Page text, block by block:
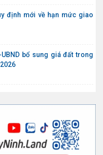
định mới về hạn mức giao
bổ sung giá đất trong